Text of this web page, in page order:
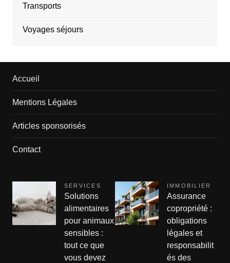
Transports
Voyages séjours
Accueil
Mentions Légales
Articles sponsorisés
Contact
SERVICES
Solutions
alimentaires
pour animaux
sensibles :
tout ce que
vous devez
IMMOBILIER
Assurance
copropriété :
obligations
légales et
responsabilit
és des